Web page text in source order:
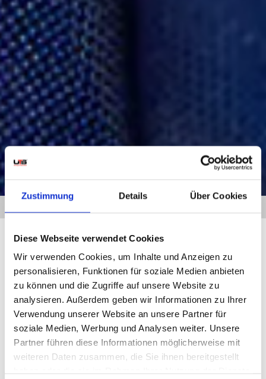
Zustimmung Details Über Cookies
Diese Webseite verwendet Cookies
Wir verwenden Cookies, um Inhalte und Anzeigen zu
personalisieren, Funktionen für soziale Medien anbieten
zu können und die Zugriffe auf unsere Website zu
analysieren. Außerdem geben wir Informationen zu Ihrer
Verwendung unserer Website an unsere Partner für
soziale Medien, Werbung und Analysen weiter. Unsere
Partner führen diese Informationen möglicherweise mit
weiteren Daten zusammen, die Sie ihnen bereitgestellt
UMZUG DRESDEN SAN DIEGO
Von Dresden eintauchen in den Pazifischen
Ozean
Sie ziehen demnächst von Dresden nach San Diego um?
Dann lassen Sie sich von UTS dabei unterstützen.
Bei UTS können Sie sich darauf verlassen, dass wir uns um